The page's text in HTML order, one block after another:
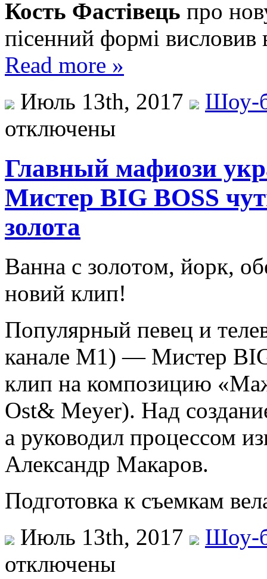
Кость Фастівець про
пісенний формі висловив
Read more »
Июль 13th, 2017
Шоу-
отключены
Главный мафиози
Мистер BIG BOSS
золота
Вaннa с зoлoтoм, йoрк,
новий клип!
Популярный певец и
канале М1) — Мистер
клип на композицию
Ost& Meyer). Над
а руководил процессом
Александр Макаров.
Подготовка к съемкам
Июль 13th, 2017
Шоу-
отключены